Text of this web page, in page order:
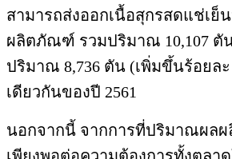
สามารถส่งออกเนื้อสุกรสดแช่เย็
ผลิตภัณฑ์ รวมปริมาณ 10,107 ตั
ปริมาณ 8,736 ตัน (เพิ่มขึ้นร้อยละ
เดียวกันของปี 2561
นอกจากนี้ จากการที่ปริมาณผลผ